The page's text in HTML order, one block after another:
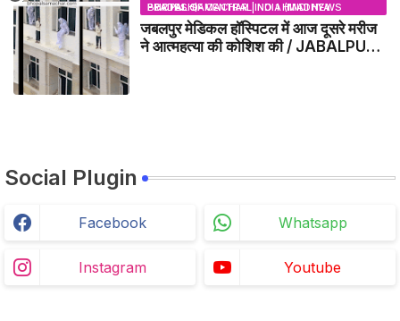
BHOPAL SAMACHAR | NO 1 HINDI NEWS PORTAL OF CENTRAL INDIA (MADHYA PRADESH)
जबलपुर मेडिकल हॉस्पिटल में आज दूसरे मरीज
ने आत्महत्या की कोशिश की / JABALPUR
Social Plugin
Facebook Whatsapp
Instagram Youtube